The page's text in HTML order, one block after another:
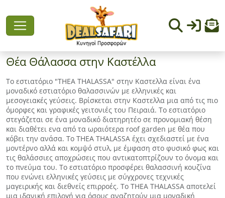
Θέα Θάλασσα στην Καστέλλα
Το εστιατόριο "THEA THALASSA" στην Καστελλα είναι ένα
μοναδικό εστιατόριο θαλασσινών με ελληνικές και
μεσογειακές γεύσεις. Βρίσκεται στην Καστελλα μια από τις πιο
όμορφες και γραφικές γειτονιές του Πειραιά. Το εστιατόριο
στεγάζεται σε ένα μοναδικό διατηρητέο σε προνομιακή θέση
και διαθέτει ενα από τα ωραιότερα roof garden με θέα που
κόβει την ανάσα. Το THEA THALASSA έχει σχεδιαστεί με ένα
μοντέρνο αλλά και κομψό στυλ, με έμφαση στο φυσικό φως και
τις θαλάσσιες αποχρώσεις που αντικατοπτρίζουν το όνομα και
το πνεύμα του. Το εστιατόριο προσφέρει θαλασσινή κουζίνα
που ενώνει ελληνικές γεύσεις με σύγχρονες τεχνικές
μαγειρικής και διεθνείς επιρροές. Το THEA THALASSA αποτελεί
μια ιδανική επιλογή για όσους αναζητούν μια μοναδική